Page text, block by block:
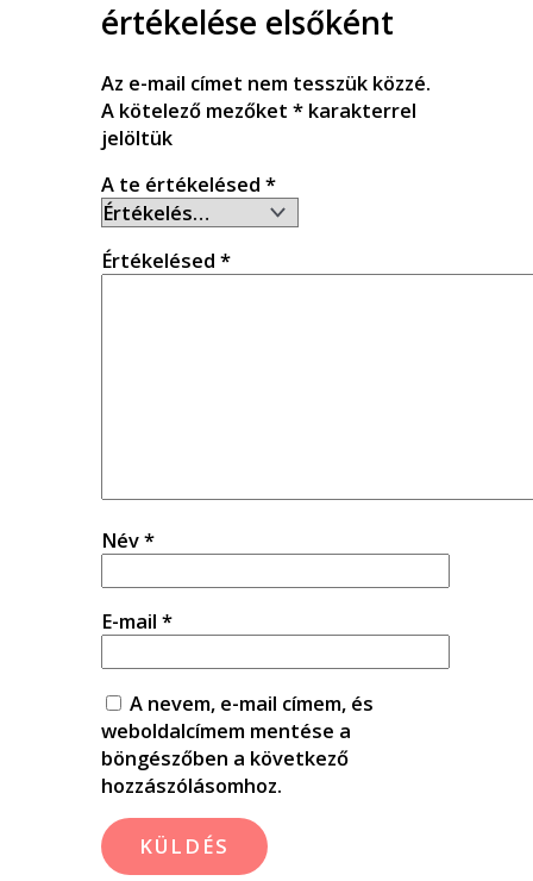
értékelése elsőként
Az e-mail címet nem tesszük közzé.
A kötelező mezőket *karakterrel
jelöltük
A te értékelésed *
Értékelésed *
Név*
E-mail *
A nevem, e-mail címem, és
weboldalcímem mentése a
böngészőben a következő
hozzászólásomhoz.